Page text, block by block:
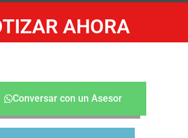
AHORA
Conversar con un Asesor